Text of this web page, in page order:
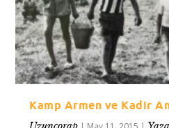
Kamp Armen ve Kadir